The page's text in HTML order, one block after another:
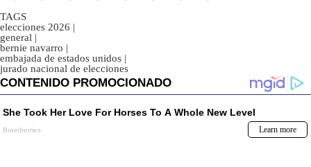
TAGS
elecciones 2026 |
general |
bernie navarro |
embajada de estados unidos |
jurado nacional de elecciones